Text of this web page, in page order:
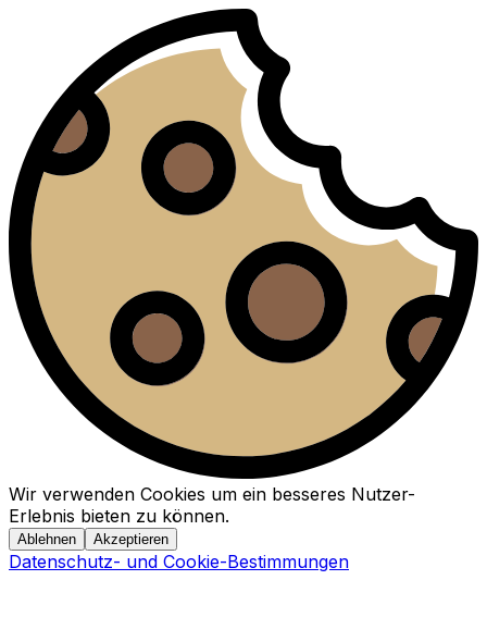
Wir verwenden Cookies um ein besseres Nutzer-
Erlebnis bieten zu können.
Ablehnen Akzeptieren
Datenschutz- und Cookie-Bestimmungen